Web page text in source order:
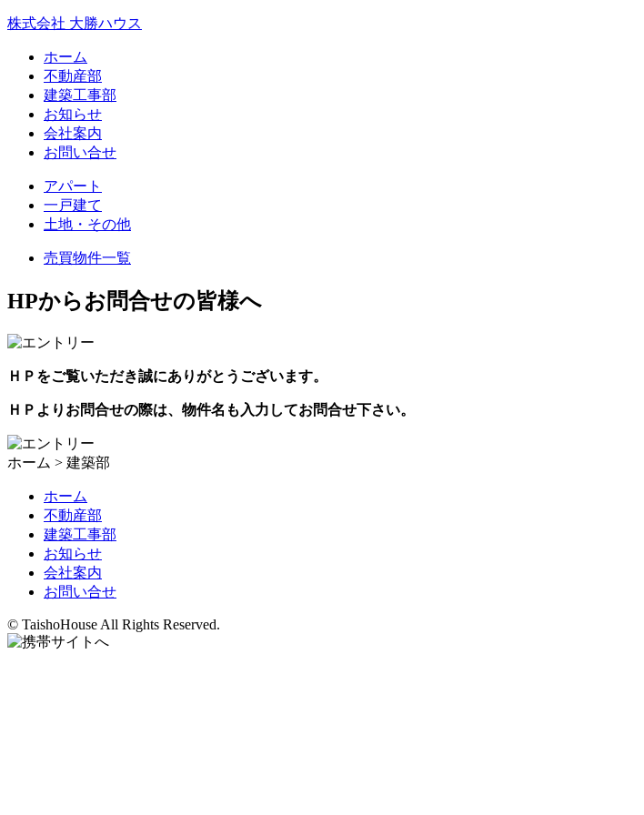
株式会社 大勝ハウス
ホーム
不動産部
建築工事部
お知らせ
会社案内
お問い合せ
アパート
一戸建て
土地・その他
売買物件一覧
HPからお問合せの皆様へ
ＨＰをご覧いただき誠にありがとうございます。
ＨＰよりお問合せの際は、物件名も入力してお問合せ下さい。
ホーム > 建築部
ホーム
不動産部
建築工事部
お知らせ
会社案内
お問い合せ
© TaishoHouse All Rights Reserved.